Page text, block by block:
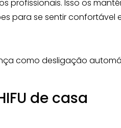
profissionais. Isso os
para se sentir confortável
como desligação
de casa